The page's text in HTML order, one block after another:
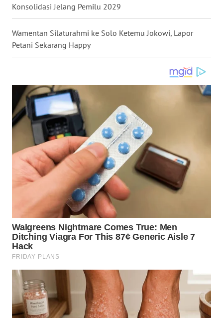
Konsolidasi Jelang Pemilu 2029
Wamentan Silaturahmi ke Solo Ketemu Jokowi, Lapor
Petani Sekarang Happy
WN
WN
SULUT
WN
MALUKU
WN
MALUT
WN
DANAU
TOBA
WN
NIAS